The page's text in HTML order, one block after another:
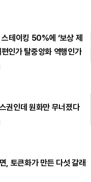
테이킹 50%에 ‘보상 제
인가 탈중앙화 역행인가
권인데 원화만 무너졌다
, 토큰화가 만든 다섯 갈래